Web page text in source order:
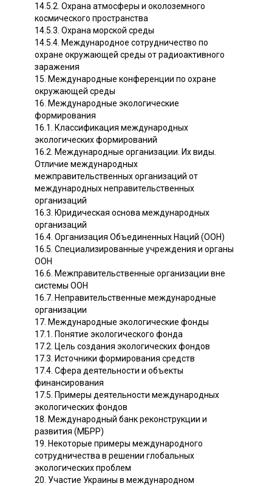
14.5.2. Охрана атмосферы и околоземного
космического пространства
14.5.3. Охрана морской среды
14.5.4. Международное сотрудничество по
охране окружающей среды от радиоактивного
заражения
15. Международные конференции по охране
окружающей среды
16. Международные экологические
формирования
16.1. Классификация международных
экологических формирований
16.2. Международные организации. Их виды.
Отличие международных
межправительственных организаций от
международных неправительственных
организаций
16.3. Юридическая основа международных
организаций
16.4. Организация Объединенных Наций (ООН)
16.5. Специализированные учреждения и органы
ООН
16.6. Межправительственные организации вне
системы ООН
16.7. Неправительственные международные
организации
17. Международные экологические фонды
17.1. Понятие экологического фонда
17.2. Цель создания экологических фондов
17.3. Источники формирования средств
17.4. Сфера деятельности и объекты
финансирования
17.5. Примеры деятельности международных
экологических фондов
18. Международный банк реконструкции и
развития (МБРР)
19. Некоторые примеры международного
сотрудничества в решении глобальных
экологических проблем
20. Участие Украины в международном